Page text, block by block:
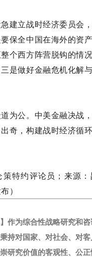
建立战时经济委员会
保全中国在海外的资
个西方阵营脱钩的情
是做好金融危机化解
为公。中美金融决战
奇，构建战时经济循
策特约评论员；来源
）
】作为综合性战略研究和
持对国家、对社会、对
研究价值的客观性、公